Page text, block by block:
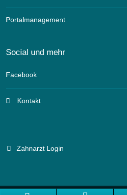
Portalmanagement
Social und mehr
Facebook
Kontakt
Zahnarzt Login
Branchenportal Software made in Germany